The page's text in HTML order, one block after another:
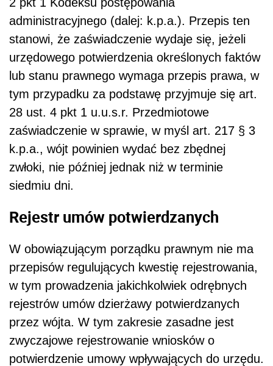
administracyjnego (dalej: k.p.a.). Przepis ten
stanowi, że zaświadczenie wydaje się, jeżeli
urzędowego potwierdzenia określonych faktów
lub stanu prawnego wymaga przepis prawa, w
tym przypadku za podstawę przyjmuje się art.
28 ust. 4 pkt 1 u.u.s.r. Przedmiotowe
zaświadczenie w sprawie, w myśl art. 217 § 3
k.p.a., wójt powinien wydać bez zbędnej
zwłoki, nie później jednak niż w terminie
siedmiu dni.
Rejestr umów potwierdzanych
W obowiązującym porządku prawnym nie ma
przepisów regulujących kwestię rejestrowania,
w tym prowadzenia jakichkolwiek odrębnych
rejestrów umów dzierżawy potwierdzanych
przez wójta. W tym zakresie zasadne jest
zwyczajowe rejestrowanie wniosków o
potwierdzenie umowy wpływających do urzędu.